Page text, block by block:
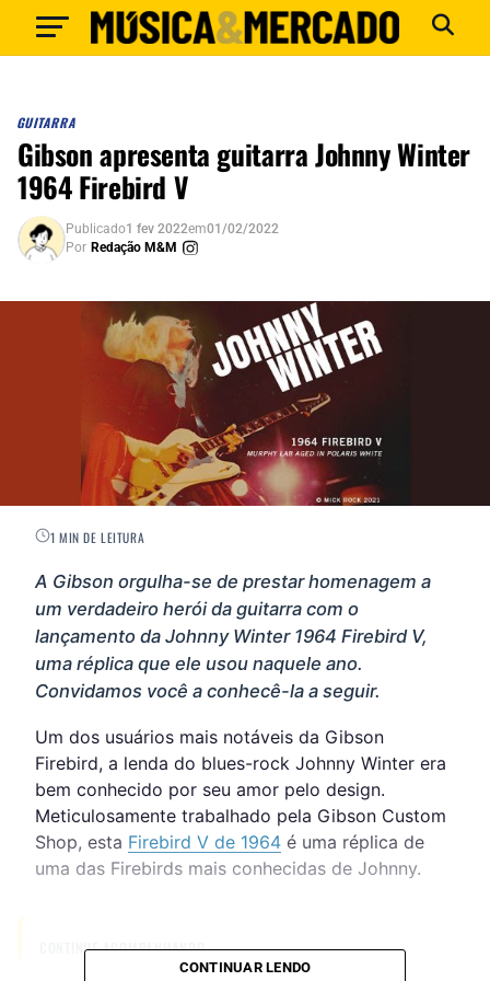
GUITARRA
Gibson apresenta guitarra Johnny Winter
1964 Firebird V
Publicado1 fev 2022em01/02/2022
Por Redação M&M
1 MIN DE LEITURA
A Gibson orgulha-se de prestar homenagem a
um verdadeiro herói da guitarra com o
lançamento da Johnny Winter 1964 Firebird V,
uma réplica que ele usou naquele ano.
Convidamos você a conhecê-la a seguir.
Um dos usuários mais notáveis ​​da Gibson
Firebird, a lenda do blues-rock Johnny Winter era
bem conhecido por seu amor pelo design.
Meticulosamente trabalhado pela Gibson Custom
Shop, esta Firebird V de 1964 é uma réplica de
uma das Firebirds mais conhecidas de Johnny.
CONTINUE ACOMPANHANDO
CONTINUAR LENDO